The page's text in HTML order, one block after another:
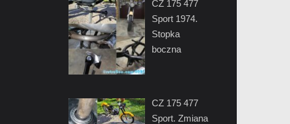
CZ 175 477
Sport 1974.
Stopka
boczna
CZ 175 477
Sport. Zmiana